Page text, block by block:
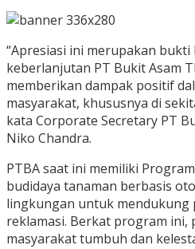
“Apresiasi ini merupakan
keberlanjutan PT Bukit Asam
memberikan dampak positif
masyarakat, khususnya di
kata Corporate Secretary PT
Niko Chandra.
PTBA saat ini memiliki
budidaya tanaman berbasis
lingkungan untuk mendukung
reklamasi. Berkat program ini,
masyarakat tumbuh dan